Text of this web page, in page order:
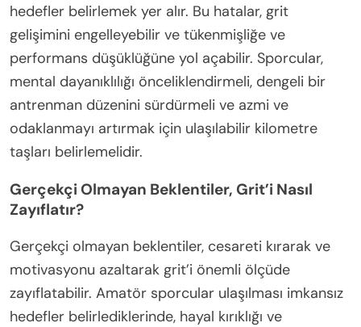
hedefler belirlemek yer alır. Bu hatalar, grit
gelişimini engelleyebilir ve tükenmişliğe ve
performans düşüklüğüne yol açabilir. Sporcular,
mental dayanıklılığı önceliklendirmeli, dengeli bir
antrenman düzenini sürdürmeli ve azmi ve
odaklanmayı artırmak için ulaşılabilir kilometre
taşları belirlemelidir.
Gerçekçi Olmayan Beklentiler, Grit’i Nasıl
Zayıflatır?
Gerçekçi olmayan beklentiler, cesareti kırarak ve
motivasyonu azaltarak grit’i önemli ölçüde
zayıflatabilir. Amatör sporcular ulaşılması imkansız
hedefler belirlediklerinde, hayal kırıklığı ve